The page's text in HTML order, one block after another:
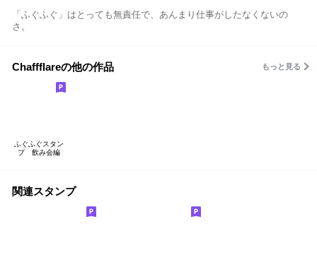
「ふぐふぐ」はとっても無責任で、あんまり仕事がしたなくないの
さ。
Chaffflareの他の作品 もっと見る
ふぐふぐスタン
プ 飲み会編
関連スタンプ